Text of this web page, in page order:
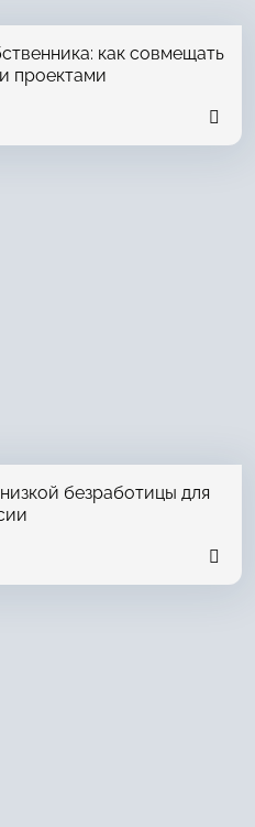
как совмещать
проектами
безработицы для